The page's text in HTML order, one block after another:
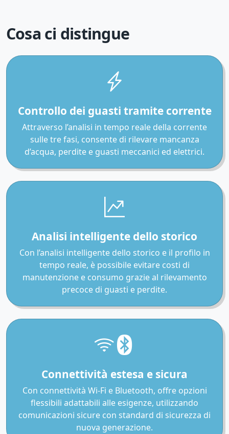
Cosa ci distingue
Controllo dei guasti tramite corrente
Attraverso l’analisi in tempo reale della corrente
sulle tre fasi, consente di rilevare mancanza
d’acqua, perdite e guasti meccanici ed elettrici.
Analisi intelligente dello storico
Con l’analisi intelligente dello storico e il profilo in
tempo reale, è possibile evitare costi di
manutenzione e consumo grazie al rilevamento
precoce di guasti e perdite.
Connettività estesa e sicura
Con connettività Wi-Fi e Bluetooth, offre opzioni
flessibili adattabili alle esigenze, utilizzando
comunicazioni sicure con standard di sicurezza di
nuova generazione.